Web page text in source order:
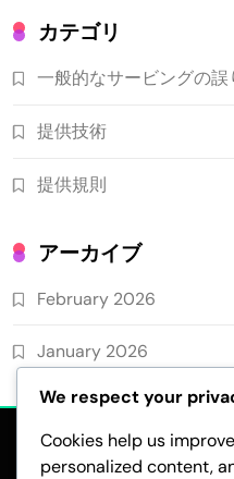
カテゴリ
一般的なサービングの誤
提供技術
提供規則
アーカイブ
February 2026
January 2026
We respect your
Cookies help us
personalized content,